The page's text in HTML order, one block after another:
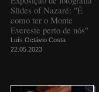
Slides of Nazaré: "É
como ter o Monte
Evereste perto de nós"
Luís Octávio Costa
22.05.2023